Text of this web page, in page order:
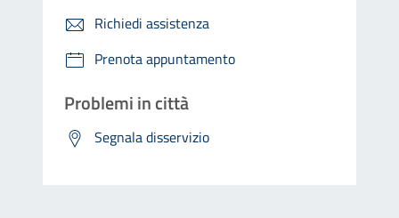
Richiedi assistenza
Prenota appuntamento
Problemi in città
Segnala disservizio